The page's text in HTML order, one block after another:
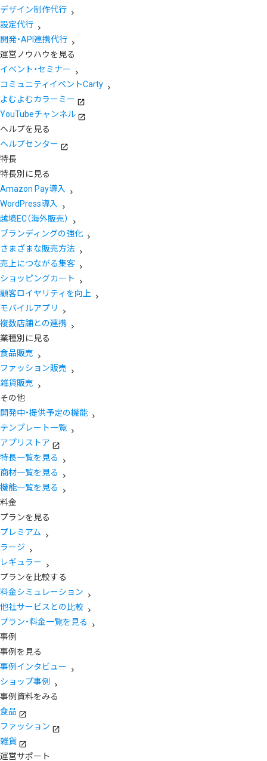
デザイン制作代行
設定代行
開発・API連携代行
運営ノウハウを見る
イベント・セミナー
コミュニティイベントCarty
よむよむカラーミー
YouTubeチャンネル
ヘルプを見る
ヘルプセンター
特長
特長別に見る
Amazon Pay導入
WordPress導入
越境EC（海外販売）
ブランディングの強化
さまざまな販売方法
売上につながる集客
ショッピングカート
顧客ロイヤリティを向上
モバイルアプリ
複数店舗との連携
業種別に見る
食品販売
ファッション販売
雑貨販売
その他
開発中・提供予定の機能
テンプレート一覧
アプリストア
特長一覧を見る
商材一覧を見る
機能一覧を見る
料金
プランを見る
プレミアム
ラージ
レギュラー
プランを比較する
料金シミュレーション
他社サービスとの比較
プラン・料金一覧を見る
事例
事例を見る
事例インタビュー
ショップ事例
事例資料をみる
食品
ファッション
雑貨
運営サポート